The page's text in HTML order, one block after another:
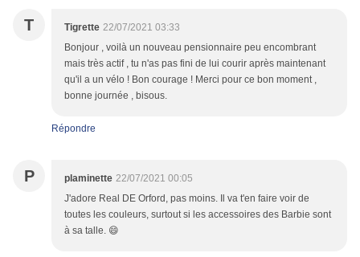
T Tigrette 22/07/2021 03:33
Bonjour , voilà un nouveau pensionnaire peu encombrant
mais très actif , tu n'as pas fini de lui courir après maintenant
qu'il a un vélo ! Bon courage ! Merci pour ce bon moment ,
bonne journée , bisous.
Répondre
P plaminette 22/07/2021 00:05
J'adore Real DE Orford, pas moins. Il va t'en faire voir de
toutes les couleurs, surtout si les accessoires des Barbie sont
à sa talle. 😄